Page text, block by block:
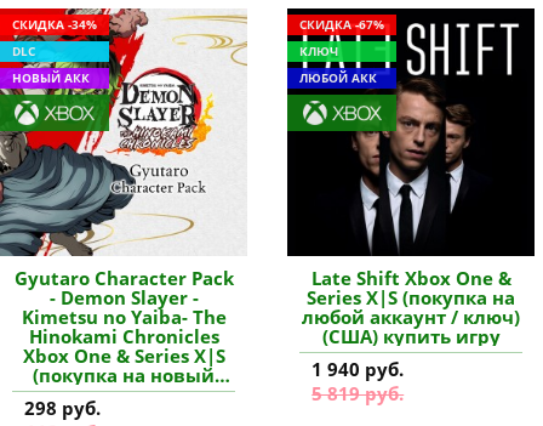
СКИДКА -34%
DLC
НОВЫЙ АКК
Gyutaro Character Pack
- Demon Slayer -
Kimetsu no Yaiba- The
Hinokami Chronicles
Xbox One & Series X|S
(покупка на новый
аккаунт) купить
дополнение
298 руб.
СКИДКА -67%
КЛЮЧ
ЛЮБОЙ АКК
Late Shift Xbox One &
Series X|S (покупка на
любой аккаунт / ключ)
(США) купить игру
1 940 руб.
5 819 руб.